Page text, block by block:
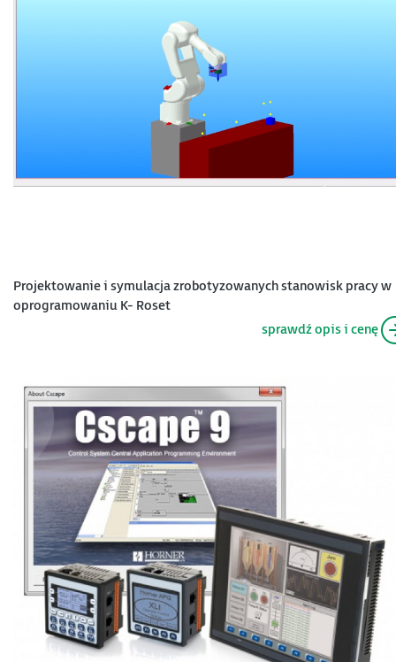
Projektowanie i symulacja zrobotyzowanych stanowisk pracy w
oprogramowaniu K- Roset
sprawdź opis i cenę